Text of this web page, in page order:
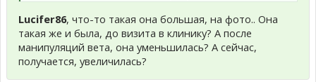
Lucifer86, что-то такая она большая, на фото.. Она
такая же и была, до визита в клинику? А после
манипуляций вета, она уменьшилась? А сейчас,
получается, увеличилась?